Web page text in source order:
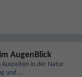
AugenBlick
in der Natur
und ...